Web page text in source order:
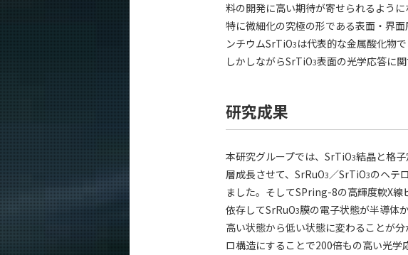
料の開発に高い期待が寄せられるよう
特に微細化の究極の形である表面・界
ンチウムSrTiO3は代表的な金属酸化物
しかしながらSrTiO3表面の光学応答に
研究成果
本研究グループでは、SrTiO3結晶と格
層成長させて、SrRuO3／SrTiO3のヘテ
ました。そしてSPring-8の高輝度軟X
依存してSrRuO3膜の電子状態が半導体
高い状態から低い状態に変わることが
ロ構造にすることで200倍もの高い光